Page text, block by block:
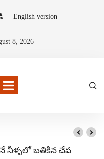
English version
8, 2026
నీళ్ళలో బతికిన చేప